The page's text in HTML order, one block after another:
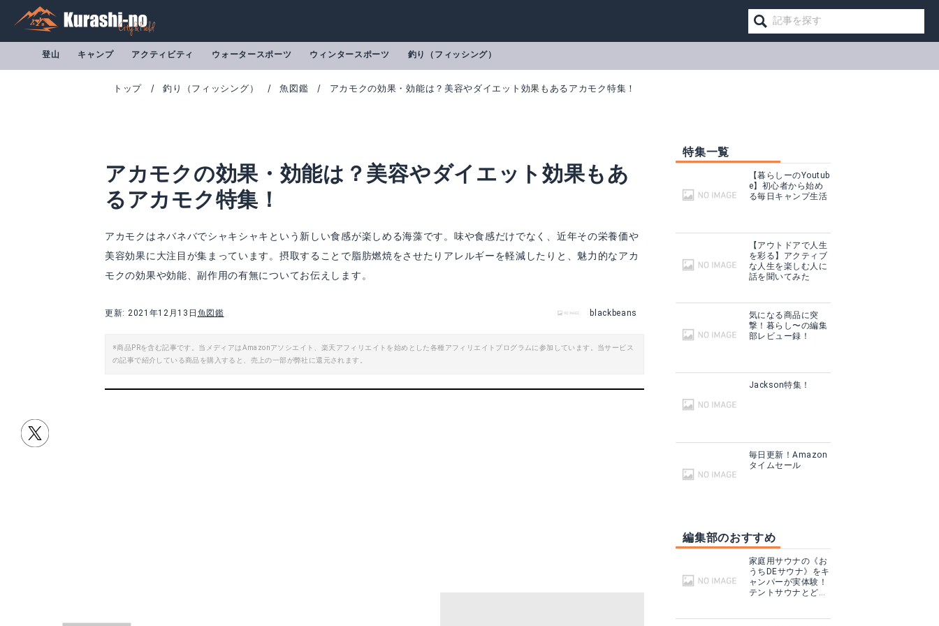
登山 キャンプ アクティビティ ウォータースポーツ ウィンタースポーツ 釣り（フィッシング）
トップ 釣り（フィッシング） 魚図鑑 アカモクの効果・効能は？美容やダイエット効果もあるアカモク特集！
アカモクの効果・効能は？美容やダイエット効果もあ
るアカモク特集！
アカモクはネバネバでシャキシャキという新しい食感が楽しめる海藻です。味や食感だけでなく、近年その栄養価や
美容効果に大注目が集まっています。摂取することで脂肪燃焼をさせたりアレルギーを軽減したりと、魅力的なアカ
モクの効果や効能、副作用の有無についてお伝えします。
更新: 2021年12月13日 魚図鑑 blackbeans
※商品PRを含む記事です。当メディアはAmazonアソシエイト、楽天アフィリエイトを始めとした各種アフィリエイトプログラムに参加しています。当サービス
の記事で紹介している商品を購入すると、売上の一部が弊社に還元されます。
特集一覧
【暮らしーのYoutub
e】初心者から始め
る毎日キャンプ生活
【アウトドアで人生
を彩る】アクティブ
な人生を楽しむ人に
話を聞いてみた
気になる商品に突
撃！暮らし〜の編集
部レビュー録！
Jackson特集！
毎日更新！Amazon
タイムセール
編集部のおすすめ
家庭用サウナの《お
うちDEサウナ》をキ
ャンパーが実体験！
テントサウナとどこ